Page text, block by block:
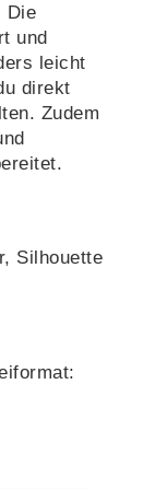
Die
und
leicht
direkt
Zudem
Silhouette